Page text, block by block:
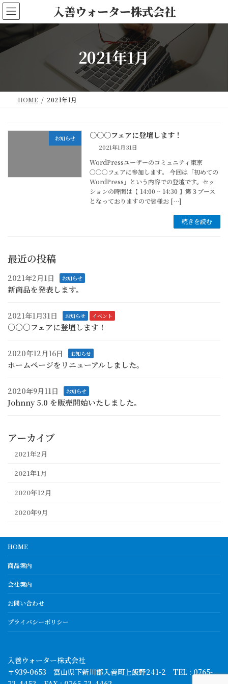
コ
ン
テ
ツ
ッ
ナ
ビ
ゲ
シ
移
入善ウォーター株式会社
2021年1月
HOME 2021年1月
お知らせ ○○○フェアに登壇します！
2021年1月31日
WordPressユーザーのコミュニティ東京
○○○フェアに参加します。 今回は「初めての
WordPress」という内容での登壇です。セッ
ションの時間は【 14:00 ~ 14:30 】第３ブース
となっておりますので皆様お […]
続きを読む
最近の投稿
2021年2月1日 お知らせ
新商品を発表します。
2021年1月31日 お知らせ イベント
○○○フェアに登壇します！
2020年12月16日 お知らせ
ホームページをリニューアルしました。
2020年9月11日 お知らせ
Johnny 5.0 を販売開始いたしました。
アーカイブ
2021年2月
2021年1月
2020年12月
2020年9月
HOME
商品案内
会社案内
お問い合わせ
プライバシーポリシー
入善ウォーター株式会社
〒939-0653 富山県下新川郡入善町上飯野241-2 TEL : 0765-